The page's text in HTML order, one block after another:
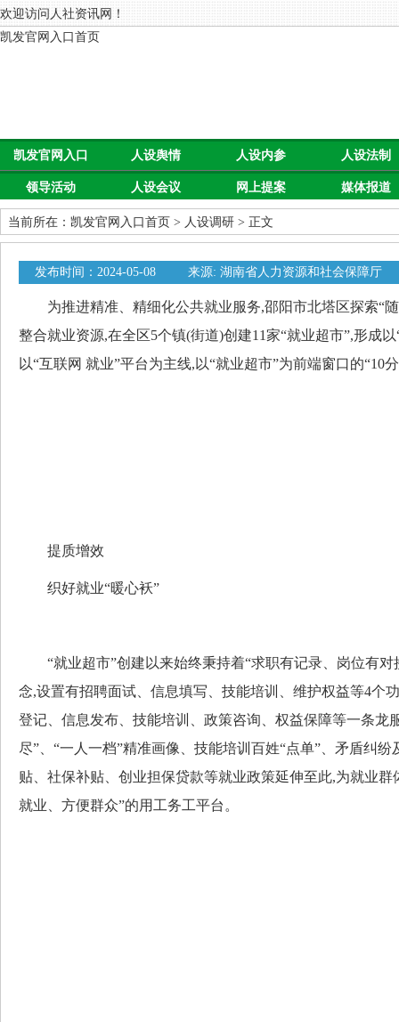
欢迎访问人社资讯网！
凯发官网入口首页
凯发官网入口
首页
人设舆情 人设内参 人设法制
领导活动 人设会议 网上提案 媒体报道
当前所在： 凯发官网入口首页 > 人设调研 > 正文
发布时间：2024-05-08 来源: 湖南省人力资源和社会保障厅
为推进精准、精细化公共就业服务,邵阳市北塔区探索“随
整合就业资源,在全区5个镇(街道)创建11家“就业超市”,形成
以“互联网 就业”平台为主线,以“就业超市”为前端窗口的“10
提质增效
织好就业“暖心袄”
“就业超市”创建以来始终秉持着“求职有记录、岗位有对
念,设置有招聘面试、信息填写、技能培训、维护权益等4个
登记、信息发布、技能培训、政策咨询、权益保障等一条龙
尽”、“一人一档”精准画像、技能培训百姓“点单”、矛盾纠
贴、社保补贴、创业担保贷款等就业政策延伸至此,为就业群
就业、方便群众”的用工务工平台。